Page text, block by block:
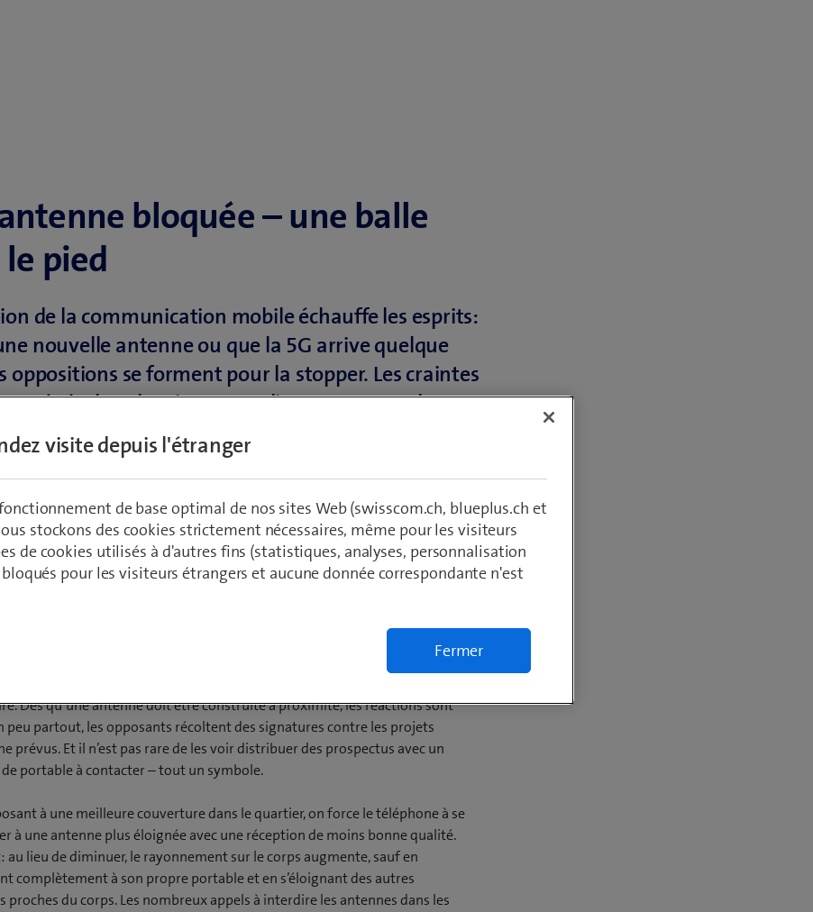
bloquée – une balle
pied
de la communication mobile échauffe les esprits:
nouvelle antenne ou que la 5G arrive quelque
oppositions se forment pour la stopper. Les craintes
général sur les signaux radio. Et pourtant, le
ou le retard produit souvent l’effet inverse:
de rayonnement.
Dès qu’une antenne doit être construite à proximité, les réactions sont
peu partout, les opposants récoltent des signatures contre les projets
prévus. Et il n’est pas rare de les voir distribuer des prospectus avec un
portable à contacter – tout un symbole.
à une meilleure couverture dans le quartier, on force le téléphone à se
à une antenne plus éloignée avec une réception de moins bonne qualité.
au lieu de diminuer, le rayonnement sur le corps augmente, sauf en
complètement à son propre portable et en s’éloignant des autres
proches du corps. Les nombreux appels à interdire les antennes dans les
visite depuis l'étranger
de base optimal de nos sites Web (swisscom.ch, blueplus.ch et
stockons des cookies strictement nécessaires, même pour les visiteurs
de cookies utilisés à d'autres fins (statistiques, analyses, personnalisation
pour les visiteurs étrangers et aucune donnée correspondante n'est
Fermer